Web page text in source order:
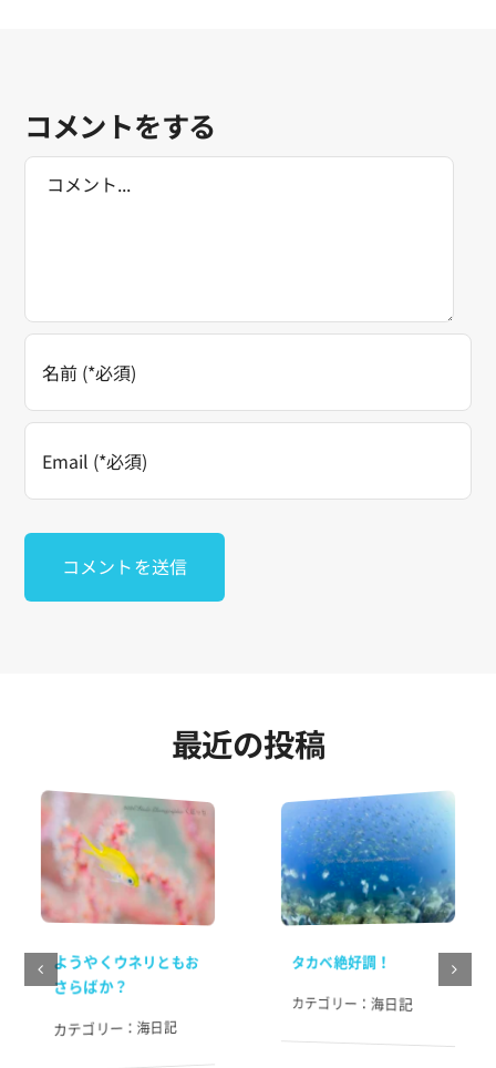
コメントをする
Comment
最近の投稿
ようやくウネリともお
さらばか？
カテゴリー： 海日記
タカベ絶好調！
カテゴリー：海日記